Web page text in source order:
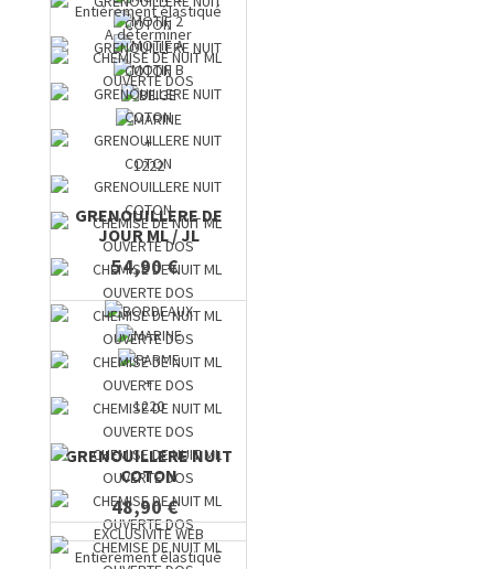
+
1222
GRENOUILLERE DE
JOUR ML / JL
54,90 €
+
1220
GRENOUILLERE NUIT
COTON
48,90 €
Entièrement élastiqué
A déterminer
EXCLUSIVITE WEB
Entièrement élastiqué